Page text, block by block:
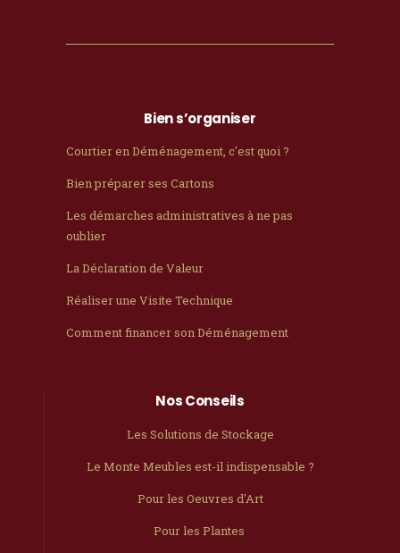
Bien s’organiser
Courtier en Déménagement, c'est quoi ?
Bien préparer ses Cartons
Les démarches administratives à ne pas
oublier
La Déclaration de Valeur
Réaliser une Visite Technique
Comment financer son Déménagement
Nos Conseils
Les Solutions de Stockage
Le Monte Meubles est-il indispensable ?
Pour les Oeuvres d'Art
Pour les Plantes